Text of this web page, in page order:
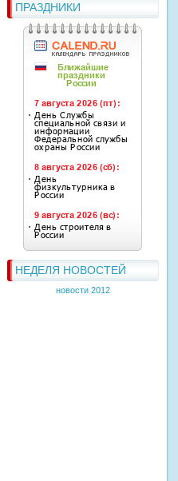
ПРАЗДНИКИ
НЕДЕЛЯ НОВОСТЕЙ
новости 2012